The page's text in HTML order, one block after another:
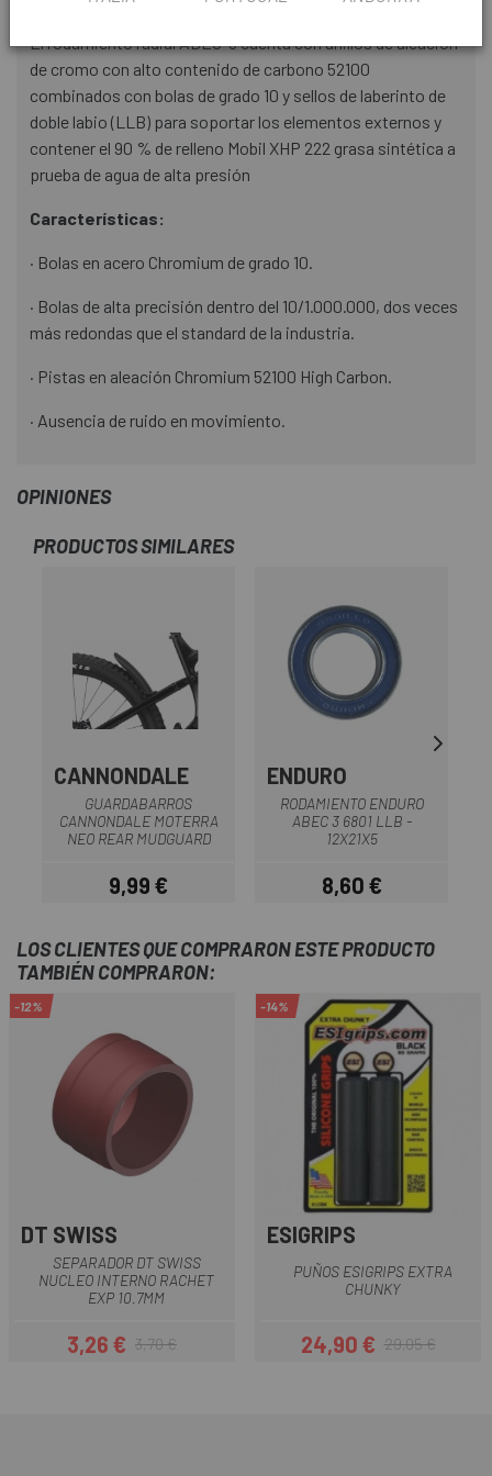
El rodamiento radial ABEC-3 cuenta con anillos de aleación
de cromo con alto contenido de carbono 52100
combinados con bolas de grado 10 y sellos de laberinto de
doble labio (LLB) para soportar los elementos externos y
contener el 90 % de relleno Mobil XHP 222 grasa sintética a
prueba de agua de alta presión
Características:
· Bolas en acero Chromium de grado 10.
· Bolas de alta precisión dentro del 10/1.000.000, dos veces
más redondas que el standard de la industria.
· Pistas en aleación Chromium 52100 High Carbon.
· Ausencia de ruido en movimiento.
OPINIONES
PRODUCTOS SIMILARES
CANNONDALE
GUARDABARROS
CANNONDALE MOTERRA
NEO REAR MUDGUARD
Precio
9,99 €
ENDURO
RODAMIENTO ENDURO
ABEC 3 6801 LLB -
12X21X5
Precio
8,60 €
LOS CLIENTES QUE COMPRARON ESTE PRODUCTO
TAMBIÉN COMPRARON:
-12%
DT SWISS
SEPARADOR DT SWISS
NUCLEO INTERNO RACHET
EXP 10.7MM
Precio
3,26 €Precio regular
3,70 €
-14%
ESIGRIPS
PUÑOS ESIGRIPS EXTRA
CHUNKY
Precio
24,90 €Precio regular
29,05 €